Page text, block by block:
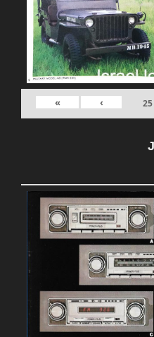
25
›
»